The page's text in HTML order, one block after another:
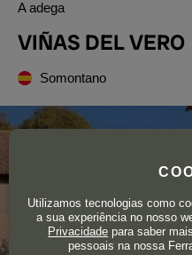
A adega
VIÑAS DEL VERO
Somontano
Utilizamos tecnologias como
a sua experiência no nosso
Privacidade para saber
pessoais na nossa